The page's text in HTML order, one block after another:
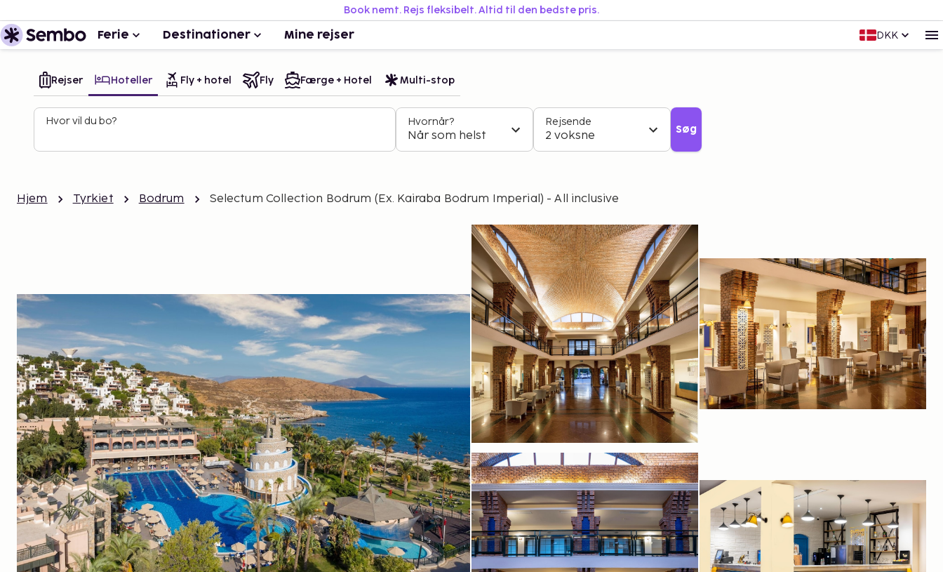
Book nemt. Rejs fleksibelt. Altid til den bedste pris.
Ferie Destinationer Mine rejser DKK
Rejser Hoteller Fly + hotel Fly Færge + Hotel Multi-stop
Hvor vil du bo? Hvornår?
Når som helst
Rejsende
2 voksne Søg
Hjem Tyrkiet Bodrum Selectum Collection Bodrum (Ex. Kairaba Bodrum Imperial) - All inclusive